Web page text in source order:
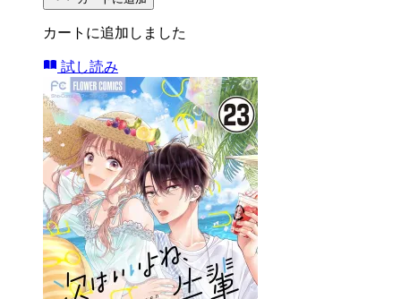
カートに追加しました
試し読み